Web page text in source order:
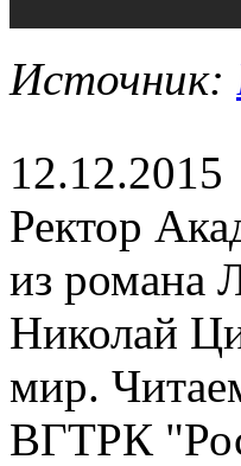
Источник:
12.12.2015
Ректор
из романа
Николай
мир.
ВГТРК